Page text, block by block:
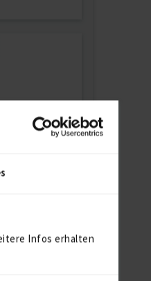
Infos erhalten